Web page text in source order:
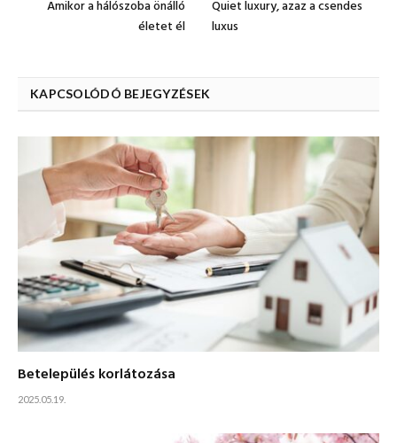
Amikor a hálószoba önálló
életet él
Quiet luxury, azaz a csendes
luxus
KAPCSOLÓDÓ BEJEGYZÉSEK
Betelepülés korlátozása
2025.05.19.